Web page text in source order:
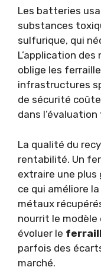
Les batteries
substances
sulfurique, qui
L’application
oblige les
infrastructures
de sécurité
dans
La qualité du
rentabilité. Un
extraire une plus
ce qui améliore
métaux
nourrit le
évoluer le
parfois des
marché.